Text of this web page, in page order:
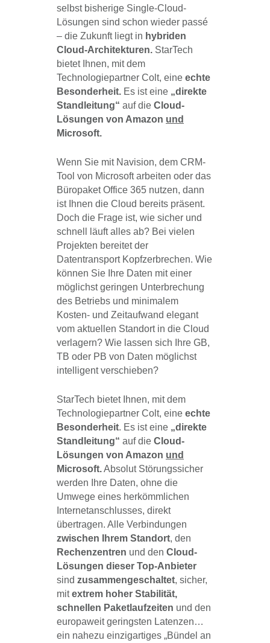
selbst bisherige Single-Cloud-
Lösungen sind schon wieder passé
– die Zukunft liegt in hybriden
Cloud-Architekturen. StarTech
bietet Ihnen, mit dem
Technologiepartner Colt, eine echte
Besonderheit. Es ist eine „direkte
Standleitung“ auf die Cloud-
Lösungen von Amazon und
Microsoft.
Wenn Sie mit Navision, dem CRM-
Tool von Microsoft arbeiten oder das
Büropaket Office 365 nutzen, dann
ist Ihnen die Cloud bereits präsent.
Doch die Frage ist, wie sicher und
schnell läuft alles ab? Bei vielen
Projekten bereitet der
Datentransport Kopfzerbrechen. Wie
können Sie Ihre Daten mit einer
möglichst geringen Unterbrechung
des Betriebs und minimalem
Kosten- und Zeitaufwand elegant
vom aktuellen Standort in die Cloud
verlagern? Wie lassen sich Ihre GB,
TB oder PB von Daten möglichst
intelligent verschieben?
StarTech bietet Ihnen, mit dem
Technologiepartner Colt, eine echte
Besonderheit. Es ist eine „direkte
Standleitung“ auf die Cloud-
Lösungen von Amazon und
Microsoft.Absolut Störungssicher
werden Ihre Daten, ohne die
Umwege eines herkömmlichen
Internetanschlusses, direkt
übertragen. Alle Verbindungen
zwischen Ihrem Standort, den
Rechenzentren und den Cloud-
Lösungen dieser Top-Anbieter
sind zusammengeschaltet, sicher,
mitextrem hoher Stabilität,
schnellen Paketlaufzeiten und den
europaweit geringsten Latenzen…
ein nahezu einzigartiges „Bündel an